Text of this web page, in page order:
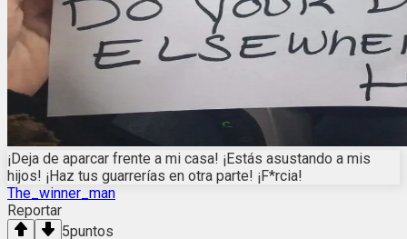
¡Deja de aparcar frente a mi casa! ¡Estás asustando a mis
hijos! ¡Haz tus guarrerías en otra parte! ¡F*rcia!
The_winner_man
Reportar
5puntos